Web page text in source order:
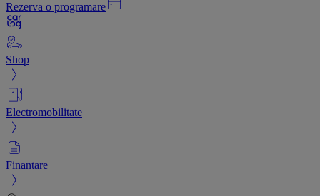
Rezerva o programare
Shop
Electromobilitate
Finantare